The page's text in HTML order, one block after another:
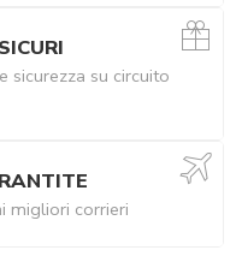
sicurezza su circuito
migliori corrieri